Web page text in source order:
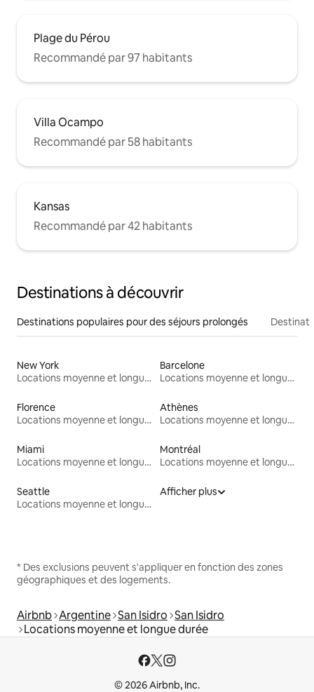
Plage du Pérou
Recommandé par 97 habitants
Villa Ocampo
Recommandé par 58 habitants
Kansas
Recommandé par 42 habitants
Destinations à découvrir
Destinations populaires pour des séjours prolongés
New York
Locations moyenne et longue durée
Barcelone
Locations moyenne et longue durée
Florence
Locations moyenne et longue durée
Athènes
Locations moyenne et longue durée
Miami
Locations moyenne et longue durée
Montréal
Locations moyenne et longue durée
Seattle
Locations moyenne et longue durée
Afficher plus
* Des exclusions peuvent s'appliquer en fonction des zones
géographiques et des logements.
Airbnb Argentine San Isidro San Isidro
Locations moyenne et longue durée
© 2026 Airbnb, Inc.